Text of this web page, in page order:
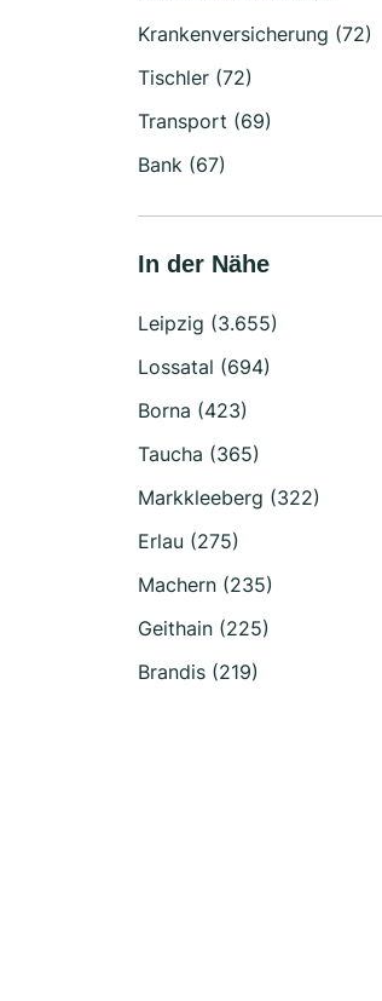
Krankenversicherung (72)
Tischler (72)
Transport (69)
Bank (67)
In der Nähe
Leipzig (3.655)
Lossatal (694)
Borna (423)
Taucha (365)
Markkleeberg (322)
Erlau (275)
Machern (235)
Geithain (225)
Brandis (219)